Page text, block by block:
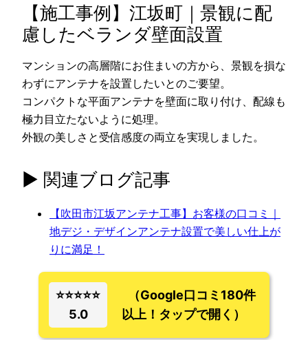
【施工事例】江坂町｜景観に配
慮したベランダ壁面設置
マンションの高層階にお住まいの方から、景観を損な
わずにアンテナを設置したいとのご要望。
コンパクトな平面アンテナを壁面に取り付け、配線も
極力目立たないように処理。
外観の美しさと受信感度の両立を実現しました。
▶ 関連ブログ記事
【吹田市江坂アンテナ工事】お客様の口コミ｜
地デジ・デザインアンテナ設置で美しい仕上が
りに満足！
⭐⭐⭐⭐⭐
5.0
（Google口コミ180件
以上！タップで開く）